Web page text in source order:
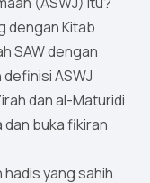
dengan Kitab
SAW dengan
ASWJ
dan al-Maturidi
buka fikiran
hadis yang sahih